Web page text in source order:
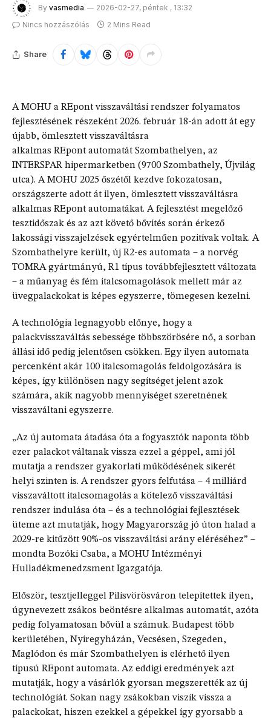
By vasmedia
2026-02-27, péntek , 13:32
Nincs hozzászólás
2 Mins Read
Share
A MOHU a REpont visszaváltási rendszer folyamatos
fejlesztésének részeként 2026. február 18-án adott át egy
újabb, ömlesztett visszaváltásra
alkalmas REpont automatát Szombathelyen, az
INTERSPAR hipermarketben (9700 Szombathely, Újvilág
utca). A MOHU 2025 őszétől kezdve fokozatosan,
országszerte adott át ilyen, ömlesztett visszaváltásra
alkalmas REpont automatákat. A fejlesztést megelőző
tesztidőszak és az azt követő bővítés során érkező
lakossági visszajelzések egyértelműen pozitívak voltak. A
Szombathelyre került, új R2-es automata – a norvég
TOMRA gyártmányú, R1 típus továbbfejlesztett változata
– a műanyag és fém italcsomagolások mellett már az
üvegpalackokat is képes egyszerre, tömegesen kezelni.
A technológia legnagyobb előnye, hogy a
palackvisszaváltás sebessége többszörösére nő, a sorban
állási idő pedig jelentősen csökken. Egy ilyen automata
percenként akár 100 italcsomagolás feldolgozására is
képes, így különösen nagy segítséget jelent azok
számára, akik nagyobb mennyiséget szeretnének
visszaváltani egyszerre.
„Az új automata átadása óta a fogyasztók naponta több
ezer palackot váltanak vissza ezzel a géppel, ami jól
mutatja a rendszer gyakorlati működésének sikerét
helyi szinten is. A rendszer gyors felfutása – 4 milliárd
visszaváltott italcsomagolás a kötelező visszaváltási
rendszer indulása óta – és a technológiai fejlesztések
üteme azt mutatják, hogy Magyarország jó úton halad a
2029-re kitűzött 90%-os visszaváltási arány eléréséhez” –
mondta Bozóki Csaba, a MOHU Intézményi
Hulladékmenedzsment Igazgatója.
Először, tesztjelleggel Pilisvörösváron telepítettek ilyen,
úgynevezett zsákos beöntésre alkalmas automatát, azóta
pedig folyamatosan bővül a számuk. Budapest több
kerületében, Nyíregyházán, Vecsésen, Szegeden,
Maglódon és már Szombathelyen is elérhető ilyen
típusú REpont automata. Az eddigi eredmények azt
mutatják, hogy a vásárlók gyorsan megszerették az új
technológiát. Sokan nagy zsákokban viszik vissza a
palackokat, hiszen ezekkel a gépekkel így gyorsabb a